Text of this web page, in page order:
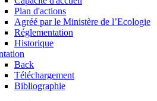
Plan d'actions
Agréé par le Ministère de l’Ecologie
Réglementation
Historique
Back
Téléchargement
Bibliographie